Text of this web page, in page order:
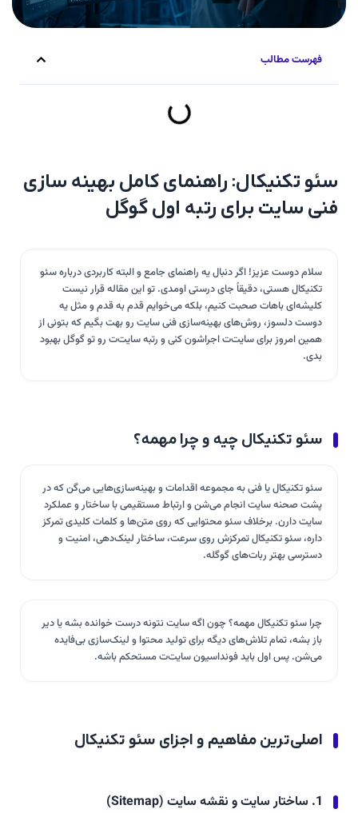
سئو تکنیکال: راهنمای کامل بهینه سازی
فنی سایت برای رتبه اول گوگل
سلام دوست عزیز! اگر دنبال یه راهنمای جامع و البته کاربردی درباره سئو
تکنیکال هستی، دقیقاً جای درستی اومدی. تو این مقاله قرار نیست
کلیشه‌ای باهات صحبت کنیم، بلکه می‌خوایم قدم به قدم و مثل یه
دوست دلسوز، روش‌های بهینه‌سازی فنی سایت رو بهت بگیم که بتونی از
همین امروز برای سایت‌ت اجراشون کنی و رتبه سایت‌ت رو تو گوگل بهبود
بدی.
سئو تکنیکال چیه و چرا مهمه؟
سئو تکنیکال یا فنی به مجموعه اقدامات و بهینه‌سازی‌هایی می‌گن که در
پشت صحنه سایت انجام می‌شن و ارتباط مستقیمی با ساختار و عملکرد
سایت دارن. برخلاف سئو محتوایی که روی متن‌ها و کلمات کلیدی تمرکز
داره، سئو تکنیکال تمرکزش روی سرعت، ساختار لینک‌دهی، امنیت و
دسترسی بهتر ربات‌های گوگله.
چرا سئو تکنیکال مهمه؟ چون اگه سایت نتونه درست خوانده بشه یا دیر
باز بشه، تمام تلاش‌های دیگه برای تولید محتوا و لینک‌سازی بی‌فایده
می‌شن. پس اول باید فونداسیون سایت‌ت مستحکم باشه.
اصلی‌ترین مفاهیم و اجزای سئو تکنیکال
1. ساختار سایت و نقشه سایت (Sitemap)
فهرست مطالب